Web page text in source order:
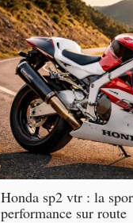
Honda sp2 vtr : la
performance sur route